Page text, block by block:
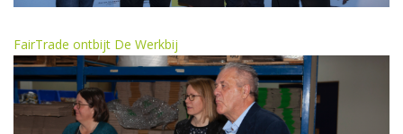
FairTrade ontbijt De Werkbij